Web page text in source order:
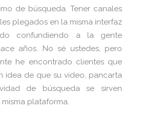
de búsqueda. Tener canales
plegados en la misma interfaz
confundiendo a la gente
años. No sé ustedes, pero
he encontrado clientes que
idea de que su video, pancarta
de búsqueda se sirven
plataforma.